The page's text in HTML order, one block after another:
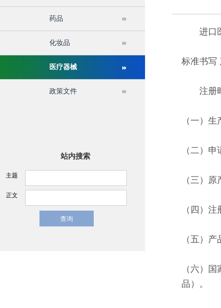
关于举办第十六届中国医疗器械监督管理国际会议的通
药品
化妆品
医疗器械
政策文件
站内搜索
主题
正文
进口医
标准书写
注册时
（一）
（二）
（三）
（四）
（五）
（六）
品）。